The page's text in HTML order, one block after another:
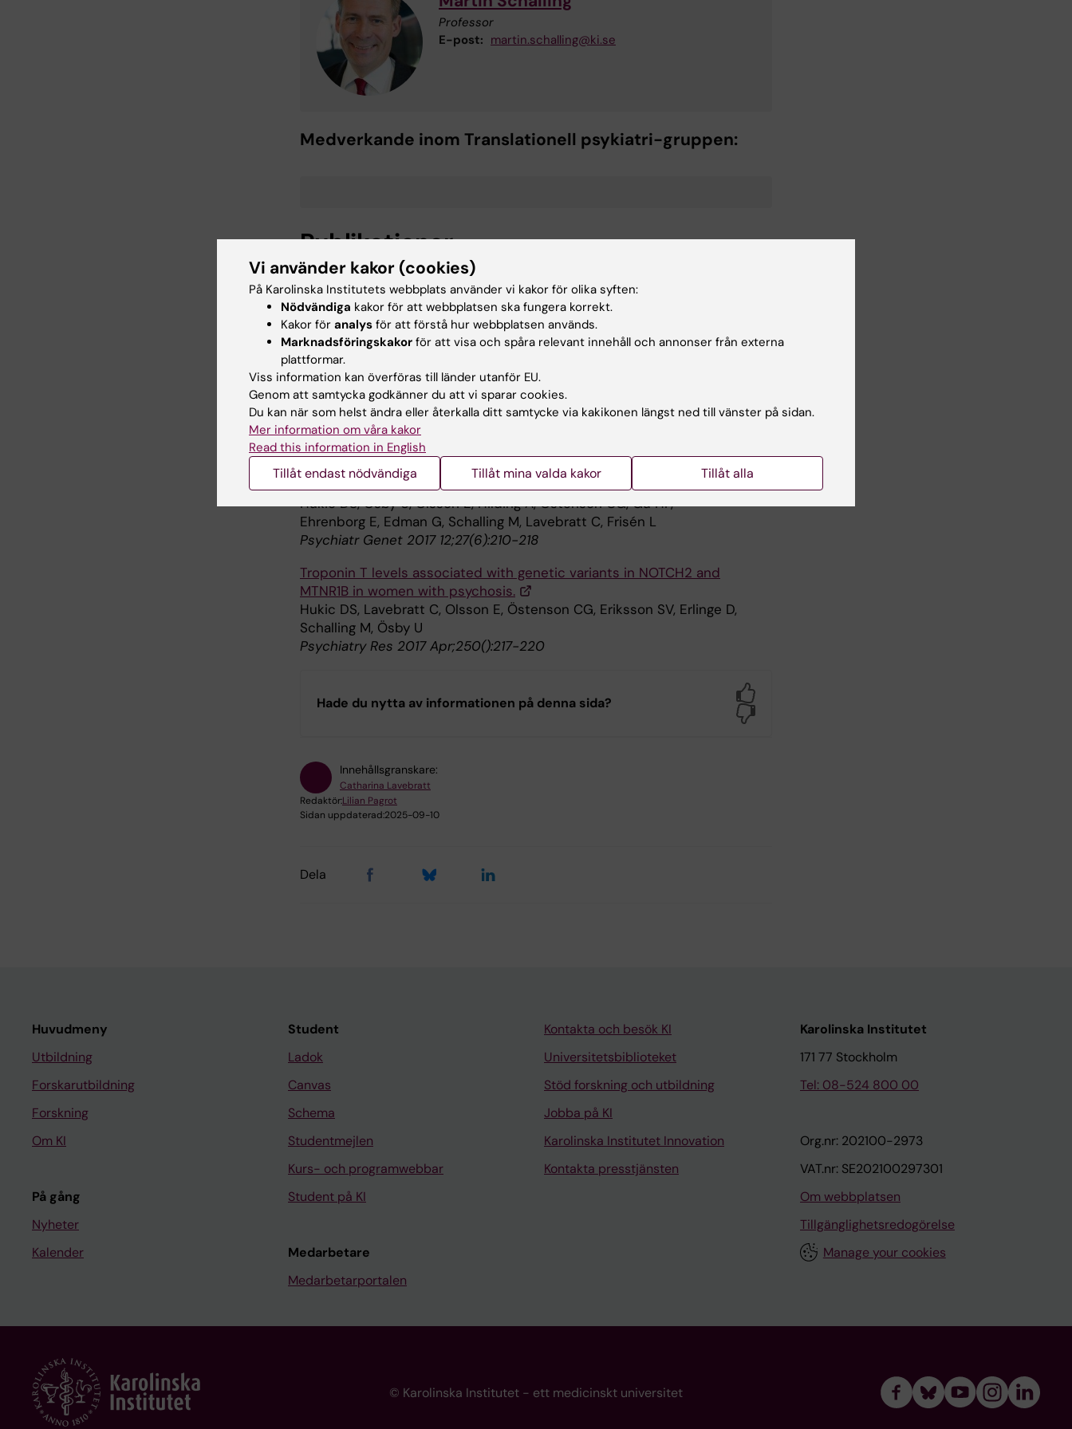
Professor
E-post: martin.schalling@ki.se
Medverkande inom Translationell psykiatri-gruppen:
Publikationer
Mitochondrial DNA copy number is associated with psychosis
severity and anti-psychotic treatment.
Kumar P, Efstathopoulos P, Millischer V, Olsson E, Wei YB, Brüstle O,
Schalling M, Villaescusa JC, Ösby U, Lavebratt C
Sci Rep 2018 08;8(1):12743
Plasma GDF15 level is elevated in psychosis and inversely correlated
with severity.
Kumar P, Millischer V, Villaescusa JC, Nilsson IAK, Östenson CG,
Schalling M, Ösby U, Lavebratt C
Sci Rep 2017 08;7(1):7906
Genetic variants of increased waist circumference in psychosis.
Hukic DS, Ösby U, Olsson E, Hilding A, Östenson CG, Gu HF,
Ehrenborg E, Edman G, Schalling M, Lavebratt C, Frisén L
Psychiatr Genet 2017 12;27(6):210-218
Troponin T levels associated with genetic variants in NOTCH2 and
MTNR1B in women with psychosis.
Hukic DS, Lavebratt C, Olsson E, Östenson CG, Eriksson SV, Erlinge D,
Schalling M, Ösby U
Psychiatry Res 2017 Apr;250():217-220
Hade du nytta av informationen på denna sida?
Innehållsgranskare:
Catharina Lavebratt
Redaktör:Lilian Pagrot
Sidan uppdaterad:2025-09-10
Dela
Huvudmeny
Utbildning
Forskarutbildning
Forskning
Om KI
På gång
Nyheter
Kalender
Student
Ladok
Canvas
Schema
Studentmejlen
Kurs- och programwebbar
Student på KI
Medarbetare
Medarbetarportalen
Kontakta och besök KI
Universitetsbiblioteket
Stöd forskning och utbildning
Jobba på KI
Karolinska Institutet Innovation
Kontakta presstjänsten
Karolinska Institutet
171 77 Stockholm
Tel: 08-524 800 00
Org.nr: 202100-2973
VAT.nr: SE202100297301
Om webbplatsen
Tillgänglighetsredogörelse
Manage your cookies
© Karolinska Institutet - ett medicinskt universitet
Vi använder kakor (cookies)
På Karolinska Institutets webbplats använder vi kakor för olika syften:
Nödvändiga kakor för att webbplatsen ska fungera korrekt.
Kakor för analys för att förstå hur webbplatsen används.
Marknadsföringskakor för att visa och spåra relevant innehåll och annonser från externa
plattformar.
Viss information kan överföras till länder utanför EU.
Genom att samtycka godkänner du att vi sparar cookies.
Du kan när som helst ändra eller återkalla ditt samtycke via kakikonen längst ned till vänster på sidan.
Mer information om våra kakor
Read this information in English
Tillåt endast nödvändiga Tillåt mina valda kakor Tillåt alla